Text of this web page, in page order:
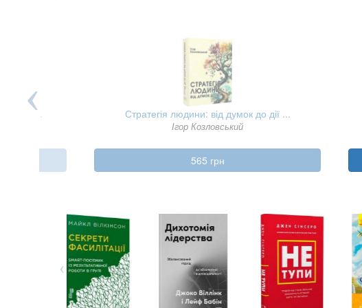
про б ... Стратегія людини: від думок до дії ...
Ігор Козловський
565 грн